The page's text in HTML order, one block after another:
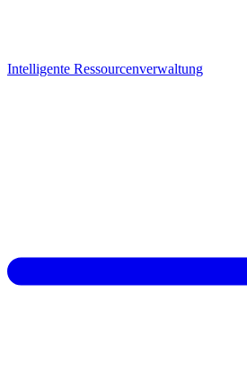
Intelligente Ressourcenverwaltung